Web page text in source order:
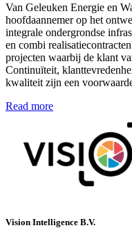
Van Geleuken Energie en
hoofdaannemer op het
integrale ondergrondse
en combi
projecten waarbij de klant
Continuïteit,
kwaliteit zijn een
Read more
Vision Intelligence B.V.